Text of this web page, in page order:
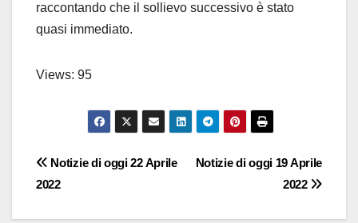
raccontando che il sollievo successivo è stato
quasi immediato.
Views: 95
Navigazione
Notizie di oggi 19 Aprile
2022
Notizie di oggi 22 Aprile
2022